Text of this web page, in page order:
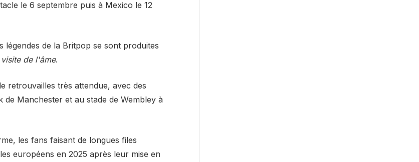
le 6 septembre puis à Mexico le 12
légendes de la Britpop se sont produites
de l'âme.
retrouvailles très attendue, avec des
Manchester et au stade de Wembley à
les fans faisant de longues files
européens en 2025 après leur mise en